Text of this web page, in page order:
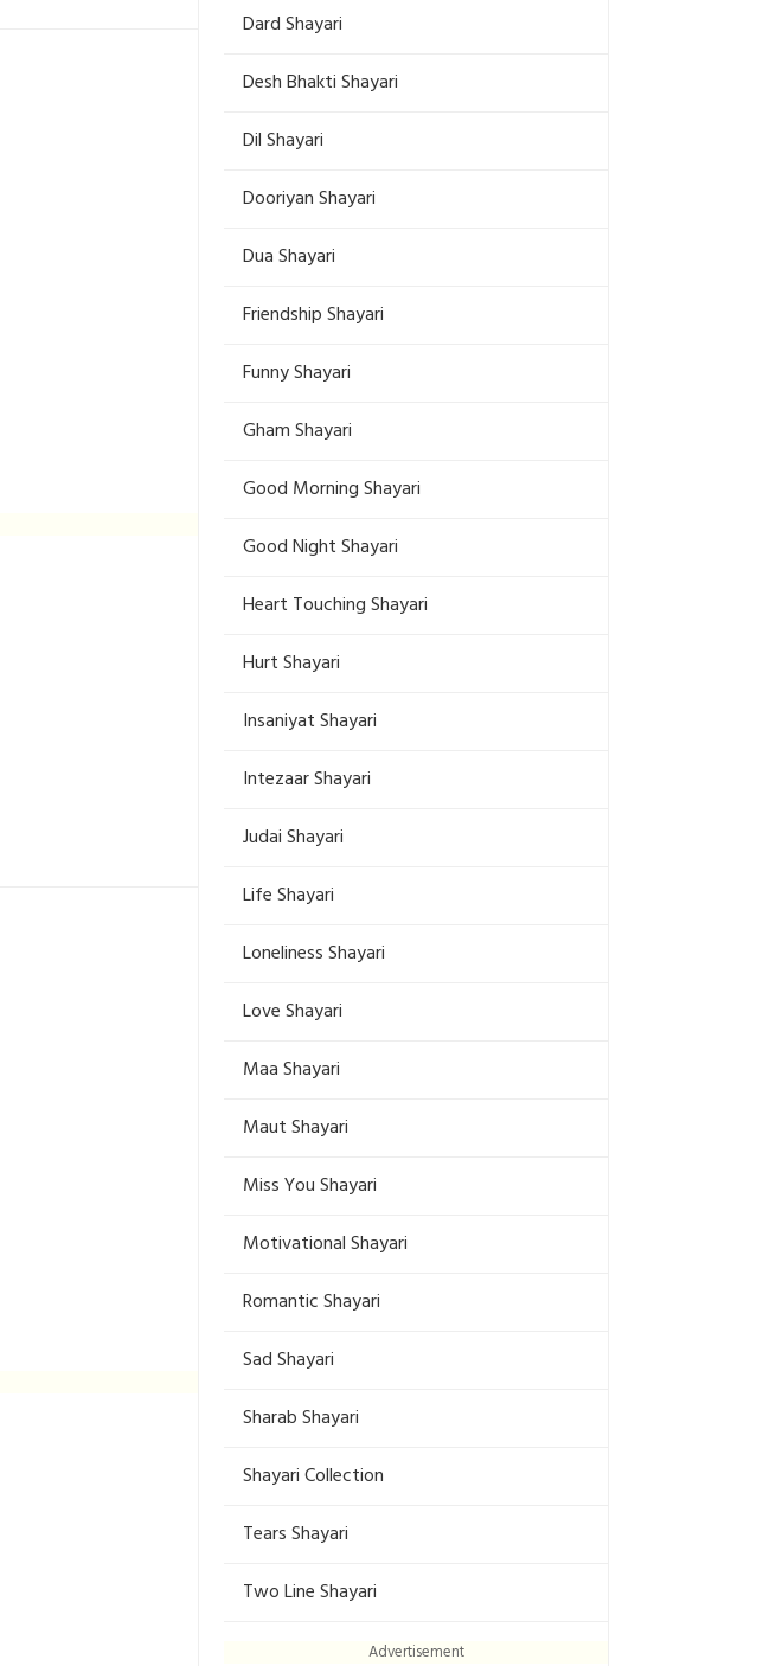
Dard Shayari
Desh Bhakti Shayari
Dil Shayari
Dooriyan Shayari
Dua Shayari
Friendship Shayari
Funny Shayari
Gham Shayari
Good Morning Shayari
Good Night Shayari
Heart Touching Shayari
Hurt Shayari
Insaniyat Shayari
Intezaar Shayari
Judai Shayari
Life Shayari
Loneliness Shayari
Love Shayari
Maa Shayari
Maut Shayari
Miss You Shayari
Motivational Shayari
Romantic Shayari
Sad Shayari
Sharab Shayari
Shayari Collection
Tears Shayari
Two Line Shayari
Advertisement